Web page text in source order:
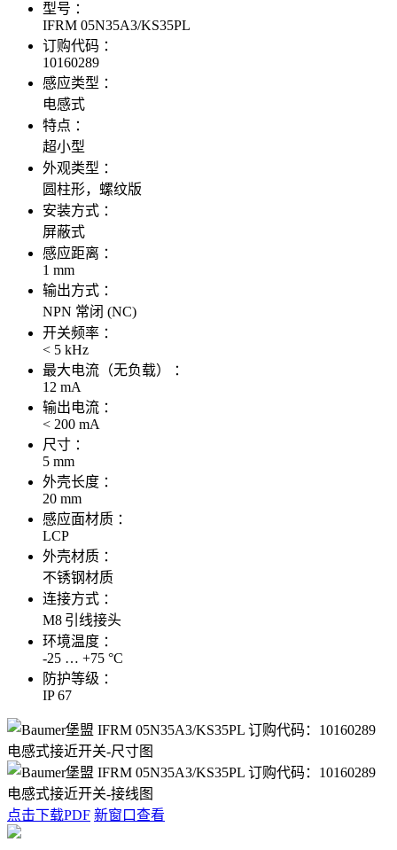
型号 ：
IFRM 05N35A3/KS35PL
订购代码 ：
10160289
感应类型 ：
电感式
特点 ：
超小型
外观类型 ：
圆柱形，螺纹版
安装方式 ：
屏蔽式
感应距离 ：
1 mm
输出方式 ：
NPN 常闭 (NC)
开关频率 ：
< 5 kHz
最大电流（无负载） ：
12 mA
输出电流 ：
< 200 mA
尺寸 ：
5 mm
外壳长度 ：
20 mm
感应面材质 ：
LCP
外壳材质 ：
不锈钢材质
连接方式 ：
M8 引线接头
环境温度 ：
-25 … +75 °C
防护等级 ：
IP 67
点击下载PDF 新窗口查看